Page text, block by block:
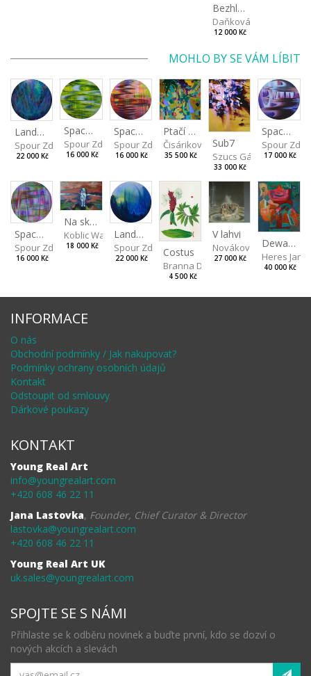
Bezhlavý
Daňková Markéta
12 000 Kč
MOHLO BY SE VÁM LÍBIT
Landscape III
Spour Zdeněk
22 000 Kč
Spaces I
Spour Zdeněk
16 000 Kč
Spaces II
Spour Zdeněk
16 000 Kč
Ptačí perspektiva
Čisáriková Táňa
35 500 Kč
Sub7
Szucs Gábor
33 000 Kč
Spaces IV
Spour
17 000 Kč
Spaces III
Spour Zdeněk
16 000 Kč
Na skalách
Koblic Walterová Martina
18 000 Kč
Landscape II
Spour Zdeněk
22 000 Kč Costus
Branna Dorota
4 500 Kč
V lahvi
Nováková Blanka
27 000 Kč
Dewa pagan
Heres Jan
40 000 Kč
INFORMACE
O nás
Obchodní podmínky / Jak nakupovat?
Podmínky ochrany osobních údajů
Kontakt
Odstoupit od smlouvy
Dárkové poukazy
KONTAKT
Young Real Art
info@youngrealart.com
+420 608 46 22 11
Jana Lastovka, Founder, Chief Curator & Director
lastovka@youngrealart.com
+420 608 46 22 11
Young Real Art UK
uk.sales@youngrealart.com
SPOJTE SE S NÁMI
Přihlaste se k odběru novinek a buďte první, kdo se dozví o
nových akcích a slevách